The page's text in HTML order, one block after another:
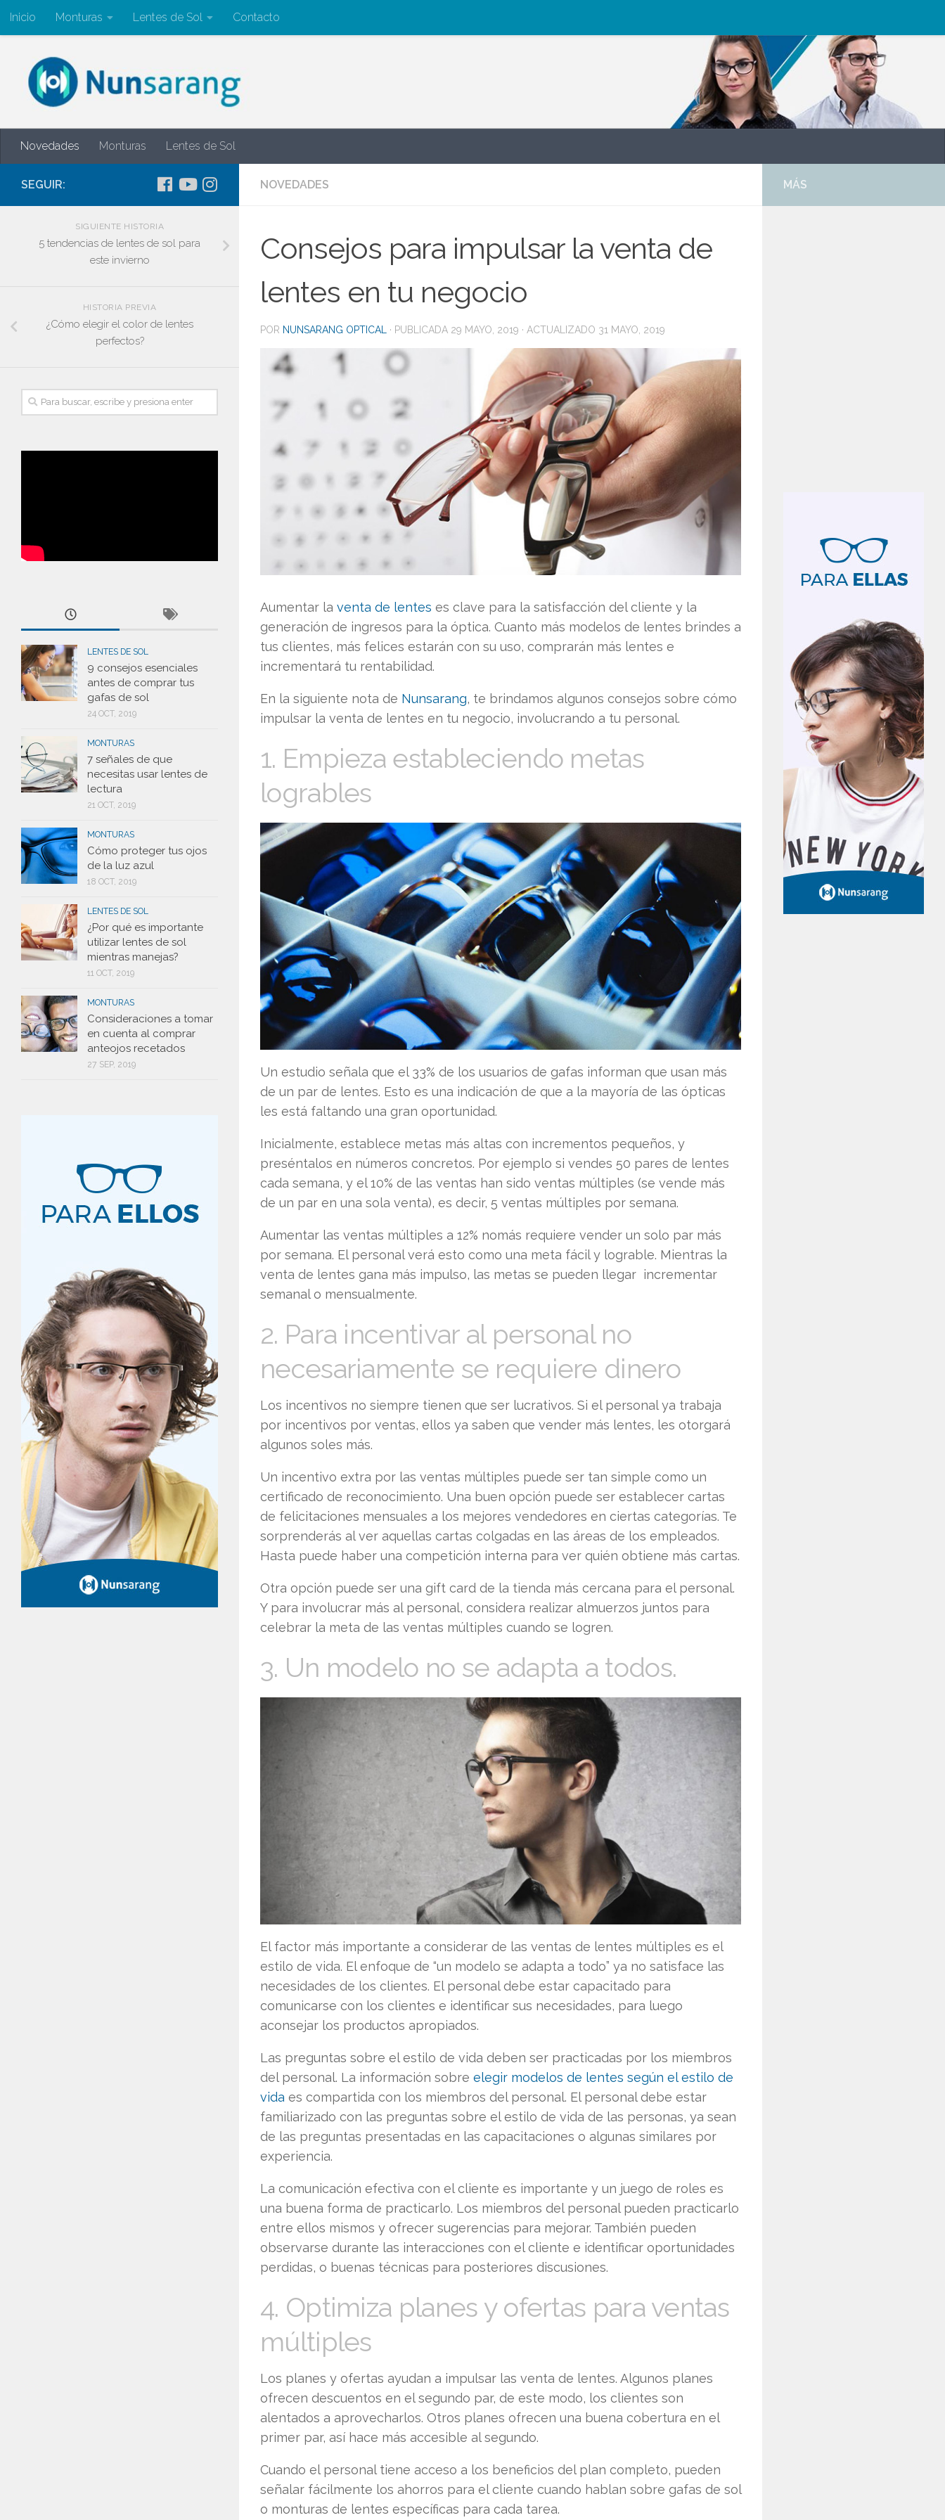
Inicio Monturas Lentes de Sol Contacto
Novedades Monturas Lentes de Sol
NOVEDADES
Consejos para impulsar la venta de
lentes en tu negocio
POR NUNSARANG OPTICAL · PUBLICADA 29 MAYO, 2019 · ACTUALIZADO 31 MAYO, 2019
Aumentar la venta de lentes es clave para la satisfacción del cliente y la
generación de ingresos para la óptica. Cuanto más modelos de lentes brindes a
tus clientes, más felices estarán con su uso, comprarán más lentes e
incrementará tu rentabilidad.
En la siguiente nota de Nunsarang, te brindamos algunos consejos sobre cómo
impulsar la venta de lentes en tu negocio, involucrando a tu personal.
1. Empieza estableciendo metas
logrables
Un estudio señala que el 33% de los usuarios de gafas informan que usan más
de un par de lentes. Esto es una indicación de que a la mayoría de las ópticas
les está faltando una gran oportunidad.
Inicialmente, establece metas más altas con incrementos pequeños, y
preséntalos en números concretos. Por ejemplo si vendes 50 pares de lentes
cada semana, y el 10% de las ventas han sido ventas múltiples (se vende más
de un par en una sola venta), es decir, 5 ventas múltiples por semana.
Aumentar las ventas múltiples a 12% nomás requiere vender un solo par más
por semana. El personal verá esto como una meta fácil y lograble. Mientras la
venta de lentes gana más impulso, las metas se pueden llegar incrementar
semanal o mensualmente.
2. Para incentivar al personal no
necesariamente se requiere dinero
Los incentivos no siempre tienen que ser lucrativos. Si el personal ya trabaja
por incentivos por ventas, ellos ya saben que vender más lentes, les otorgará
algunos soles más.
Un incentivo extra por las ventas múltiples puede ser tan simple como un
certificado de reconocimiento. Una buen opción puede ser establecer cartas
de felicitaciones mensuales a los mejores vendedores en ciertas categorías. Te
sorprenderás al ver aquellas cartas colgadas en las áreas de los empleados.
Hasta puede haber una competición interna para ver quién obtiene más cartas.
Otra opción puede ser una gift card de la tienda más cercana para el personal.
Y para involucrar más al personal, considera realizar almuerzos juntos para
celebrar la meta de las ventas múltiples cuando se logren.
3. Un modelo no se adapta a todos.
El factor más importante a considerar de las ventas de lentes múltiples es el
estilo de vida. El enfoque de “un modelo se adapta a todo” ya no satisface las
necesidades de los clientes. El personal debe estar capacitado para
comunicarse con los clientes e identificar sus necesidades, para luego
aconsejar los productos apropiados.
Las preguntas sobre el estilo de vida deben ser practicadas por los miembros
del personal. La información sobre elegir modelos de lentes según el estilo de
vida es compartida con los miembros del personal. El personal debe estar
familiarizado con las preguntas sobre el estilo de vida de las personas, ya sean
de las preguntas presentadas en las capacitaciones o algunas similares por
experiencia.
La comunicación efectiva con el cliente es importante y un juego de roles es
una buena forma de practicarlo. Los miembros del personal pueden practicarlo
entre ellos mismos y ofrecer sugerencias para mejorar. También pueden
observarse durante las interacciones con el cliente e identificar oportunidades
perdidas, o buenas técnicas para posteriores discusiones.
4. Optimiza planes y ofertas para ventas
múltiples
Los planes y ofertas ayudan a impulsar las venta de lentes. Algunos planes
ofrecen descuentos en el segundo par, de este modo, los clientes son
alentados a aprovecharlos. Otros planes ofrecen una buena cobertura en el
primer par, así hace más accesible al segundo.
Cuando el personal tiene acceso a los beneficios del plan completo, pueden
señalar fácilmente los ahorros para el cliente cuando hablan sobre gafas de sol
o monturas de lentes específicas para cada tarea.
SEGUIR:
SIGUIENTE HISTORIA
5 tendencias de lentes de sol para
este invierno
HISTORIA PREVIA
¿Cómo elegir el color de lentes
perfectos?
LENTES DE SOL
9 consejos esenciales
antes de comprar tus
gafas de sol
24 OCT, 2019
MONTURAS
7 señales de que
necesitas usar lentes de
lectura
21 OCT, 2019
MONTURAS
Cómo proteger tus ojos
de la luz azul
18 OCT, 2019
LENTES DE SOL
¿Por qué es importante
utilizar lentes de sol
mientras manejas?
11 OCT, 2019
MONTURAS
Consideraciones a tomar
en cuenta al comprar
anteojos recetados
27 SEP, 2019
MÁS